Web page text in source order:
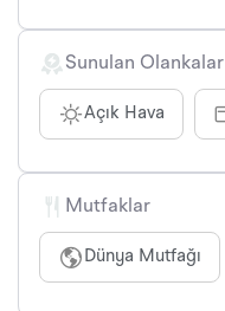
Sunulan Olankalar
Açık Hava
Mutfaklar
Dünya Mutfağı